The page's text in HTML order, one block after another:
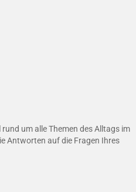
um alle Themen des Alltags im
Antworten auf die Fragen Ihres